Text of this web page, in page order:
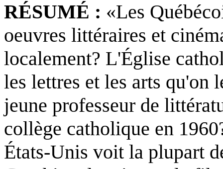
RÉSUMÉ : «Les
oeuvres littéraires et
localement? L'Église
les lettres et les arts qu'on
jeune professeur de
collège catholique en
États-Unis voit la plupart